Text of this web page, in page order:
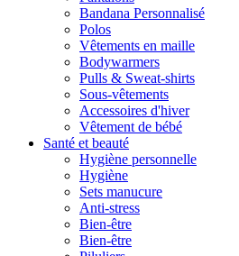
Bandana Personnalisé
Polos
Vêtements en maille
Bodywarmers
Pulls & Sweat-shirts
Sous-vêtements
Accessoires d'hiver
Vêtement de bébé
Santé et beauté
Hygiène personnelle
Hygiène
Sets manucure
Anti-stress
Bien-être
Bien-être